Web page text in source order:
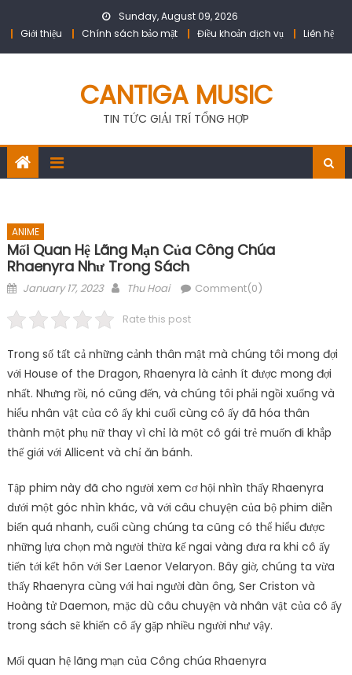
Sunday, August 09, 2026
Giới thiệu
Chính sách bảo mật Điều khoản dịch vụ Liên hệ
CANTIGA MUSIC
TIN TỨC GIẢI TRÍ TỔNG HỢP
ANIME
Mối Quan Hệ Lãng Mạn Của Công Chúa
Rhaenyra Như Trong Sách
Posted
January 17, 2023 Author
Thu Hoai Comment(0)
Rate this post
Trong số tất cả những cảnh thân mật mà chúng tôi mong đợi
với House of the Dragon, Rhaenyra là cảnh ít được mong đợi
nhất. Nhưng rồi, nó cũng đến, và chúng tôi phải ngồi xuống và
hiểu nhân vật của cô ấy khi cuối cùng cô ấy đã hóa thân
thành một phụ nữ thay vì chỉ là một cô gái trẻ muốn đi khắp
thế giới với Allicent và chỉ ăn bánh.
Tập phim này đã cho người xem cơ hội nhìn thấy Rhaenyra
dưới một góc nhìn khác, và với câu chuyện của bộ phim diễn
biến quá nhanh, cuối cùng chúng ta cũng có thể hiểu được
những lựa chọn mà người thừa kế ngai vàng đưa ra khi cô ấy
tiến tới kết hôn với Ser Laenor Velaryon. Bây giờ, chúng ta vừa
thấy Rhaenyra cùng với hai người đàn ông, Ser Criston và
Hoàng tử Daemon, mặc dù câu chuyện và nhân vật của cô ấy
trong sách sẽ khiến cô ấy gặp nhiều người như vậy.
Mối quan hệ lãng mạn của Công chúa Rhaenyra